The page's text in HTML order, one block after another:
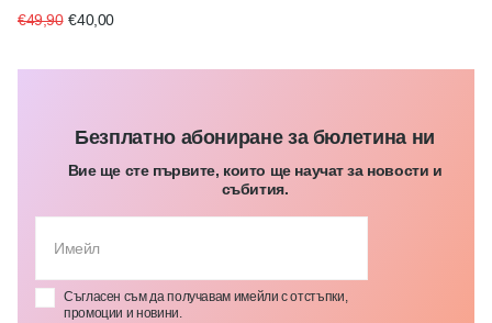
€49,90 €40,00
Безплатно абониране за бюлетина ни
Вие ще сте първите, които ще научат за новости и
събития.
Съгласен съм да получавам имейли с отстъпки,
промоции и новини.